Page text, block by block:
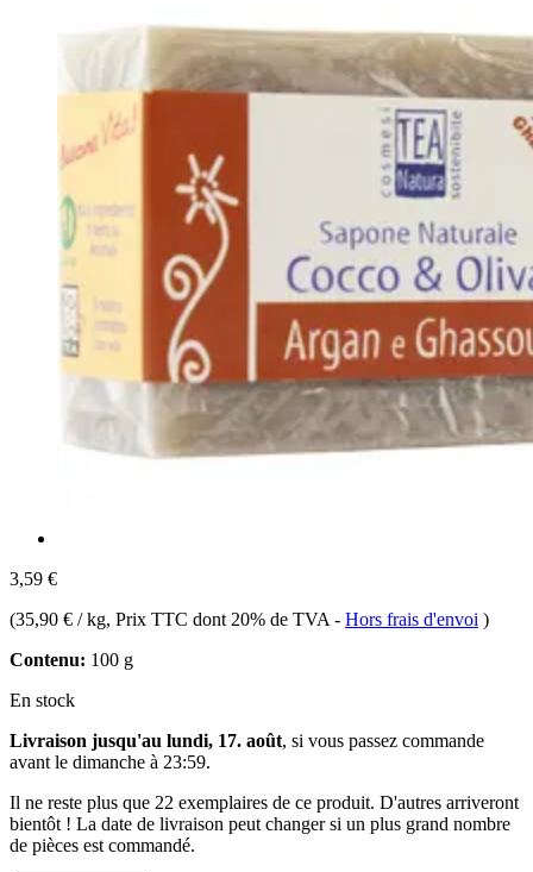
3,59 €
(35,90 € / kg, Prix TTC dont 20% de TVA - Hors frais d'envoi )
Contenu: 100 g
En stock
Livraison jusqu'au lundi, 17. août, si vous passez commande
avant le dimanche à 23:59.
Il ne reste plus que 22 exemplaires de ce produit. D'autres arriveront
bientôt ! La date de livraison peut changer si un plus grand nombre
de pièces est commandé.